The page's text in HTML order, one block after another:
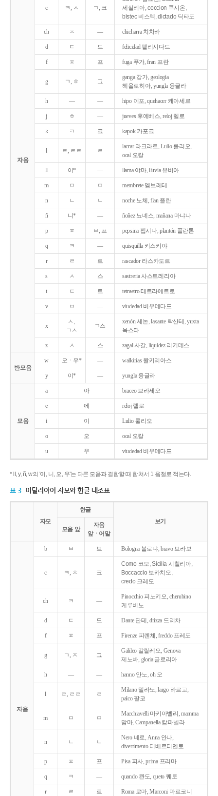
자음
c ㅋ, ㅅ ㄱ, 크
세실리아, coccion 콕시온,
bistec 비스텍, dictado 딕타도
ch ㅊ ― chicharra 치차라
d ㄷ 드 felicidad 펠리시다드
f ㅍ 프 fuga 푸가, fran 프란
g ㄱ, ㅎ 그
ganga 강가, geologia
헤올로히아, yungla 융글라
h ― ― hipo 이포, quehacer 케아세르
j ㅎ ― jueves 후에베스, reloj 렐로
k ㅋ 크 kapok 카포크
l ㄹ, ㄹㄹ ㄹ
lacrar 라크라르, Lulio 룰리오,
ocal 오칼
ll 이* ― llama 야마, lluvia 유비아
m ㅁ ㅁ membrete 멤브레테
n ㄴ ㄴ noche 노체, flan 플란
ñ 니* ― ñoñez 뇨녜스, mañana 마냐나
p ㅍ ㅂ, 프 pepsina 펩시나, plantón 플란톤
q ㅋ ― quisquilla 키스키야
r ㄹ 르 rascador 라스카도르
s ㅅ 스 sastreria 사스트레리아
t ㅌ 트 tetraetro 테트라에트로
v ㅂ ― viudedad 비우데다드
x
ㅅ,
ㄱㅅ
ㄱ스
xenón 세논, laxante 락산테, yuxta
육스타
z ㅅ 스 zagal 사갈, liquidez 리키데스
반모음
w 오ㆍ우* ― walkirias 왈키리아스
y 이* ― yungla 융글라
모음
a 아 braceo 브라세오
e 에 reloj 렐로
i 이 Lulio 룰리오
o 오 ocal 오칼
u 우 viudedad 비우데다드
* ll, y, ñ, w의 '이, 니, 오, 우'는 다른 모음과 결합할 때 합쳐서 1 음절로 적는다.
표 3 이탈리아어 자모와 한글 대조표
자모
한글
보기
모음 앞
자음
앞ㆍ어말
자음
b ㅂ 브 Bologna 볼로냐, bravo 브라보
c ㅋ, ㅊ 크
Como 코모, Sicilia 시칠리아,
Boccaccio 보카치오,
credo 크레도
ch ㅋ ―
Pinocchio 피노키오, cherubino
케루비노
d ㄷ 드 Dante 단테, drizza 드리차
f ㅍ 프 Firenze 피렌체, freddo 프레도
g ㄱ, ㅈ 그
Galileo 갈릴레오, Genova
제노바, gloria 글로리아
h ― ― hanno 안노, oh 오
l ㄹ, ㄹㄹ ㄹ
Milano 밀라노, largo 라르고,
palco 팔코
m ㅁ ㅁ
Macchiavelli 마키아벨리, mamma
맘마, Campanella 캄파넬라
n ㄴ ㄴ
Nero 네로, Anna 안나,
divertimento 디베르티멘토
p ㅍ 프 Pisa 피사, prima 프리마
q ㅋ ― quando 콴도, queto 퀘토
r ㄹ 르 Roma 로마, Marconi 마르코니